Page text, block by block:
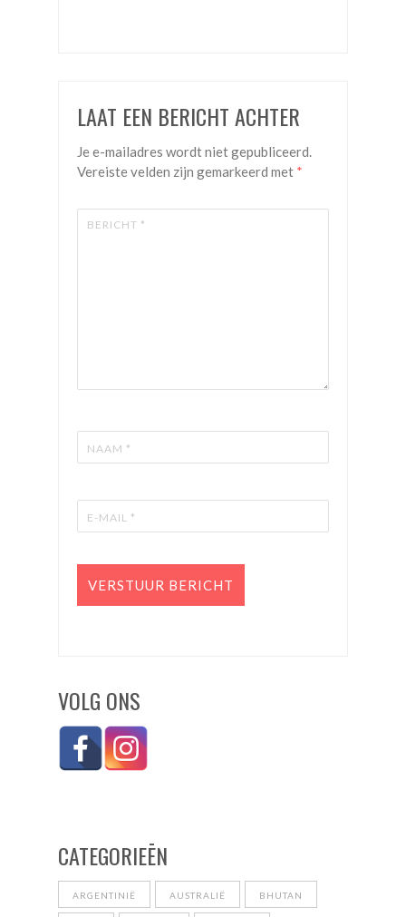
LAAT EEN BERICHT ACHTER
Je e-mailadres wordt niet gepubliceerd.
Vereiste velden zijn gemarkeerd met *
VOLG ONS
CATEGORIEĒN
ARGENTINIË AUSTRALIË BHUTAN